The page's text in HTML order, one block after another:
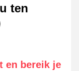
ten
en bereik je